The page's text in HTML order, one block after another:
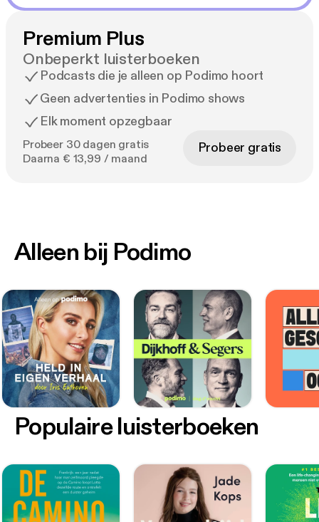
Premium Plus
Onbeperkt luisterboeken
Podcasts die je alleen op Podimo hoort
Geen advertenties in Podimo shows
Elk moment opzegbaar
Probeer 30 dagen gratis
Daarna € 13,99 / maand
Probeer gratis
Alleen bij Podimo
Populaire luisterboeken